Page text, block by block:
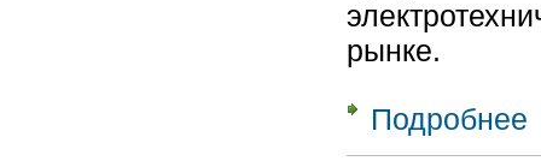
рынке.
Подробнее